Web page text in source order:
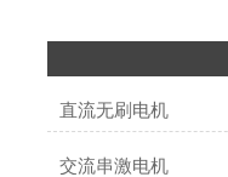
直流无刷电机
交流串激电机